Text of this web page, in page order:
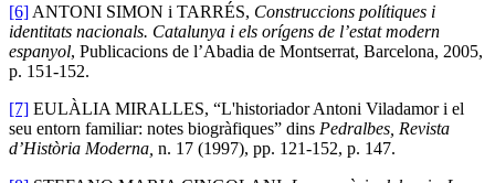
[6] ANTONI SIMON i TARRÉS, Construccions polítiques i
identitats nacionals. Catalunya i els orígens de l’estat modern
espanyol, Publicacions de l’Abadia de Montserrat, Barcelona, 2005,
p. 151-152.
[7] EULÀLIA MIRALLES, “L'historiador Antoni Viladamor i el
seu entorn familiar: notes biogràfiques” dins Pedralbes, Revista
d’Història Moderna, n. 17 (1997), pp. 121-152, p. 147.